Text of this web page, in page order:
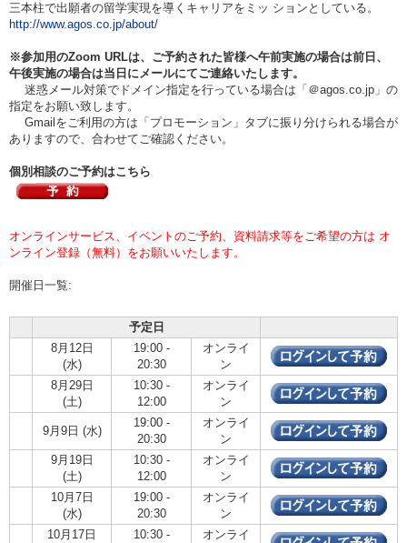
三本柱で出願者の留学実現を導く キャリアをミッ ションとしている。
http://www.agos.co.jp/about/
※参加用のZoom URLは、ご予約された皆様へ午前実施の場合は前日、
午後実施の場合は当日 にメールにてご連絡いたします。
迷惑メール対策でドメイン指定を行っている場合は「＠agos.co.jp」の
指定をお願い致します。
Gmailをご利用の方は「プロモーション」タブに振り分けられる場合が
ありますので、合わせてご確認ください。
個別相談のご予約はこちら
オンラインサービス、イベントのご予約、資料請求等をご希望の方は オ
ンライン登録（無料）をお願いいたします。
開催日一覧:
予定日
8月12日
(水)
19:00 -
20:30
オンライ
ン
8月29日
(土)
10:30 -
12:00
オンライ
ン
9月9日 (水)
19:00 -
20:30
オンライ
ン
9月19日
(土)
10:30 -
12:00
オンライ
ン
10月7日
(水)
19:00 -
20:30
オンライ
ン
10月17日
10:30 - オンライ